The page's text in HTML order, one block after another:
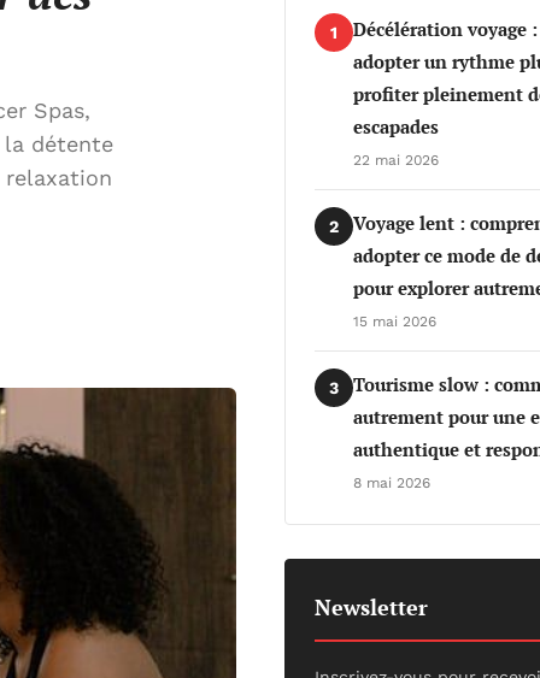
Spas,
détente
relaxation
1
Décélération voyage
adopter un rythme
profiter pleinement
escapades
22 mai 2026
2
Voyage lent :
adopter ce mode de
pour explorer
15 mai 2026
3
Tourisme slow :
autrement pour une
authentique et
8 mai 2026
Newsletter